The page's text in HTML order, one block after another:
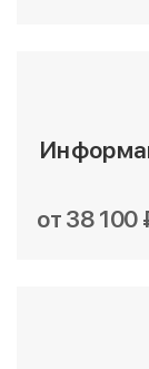
от 38 100